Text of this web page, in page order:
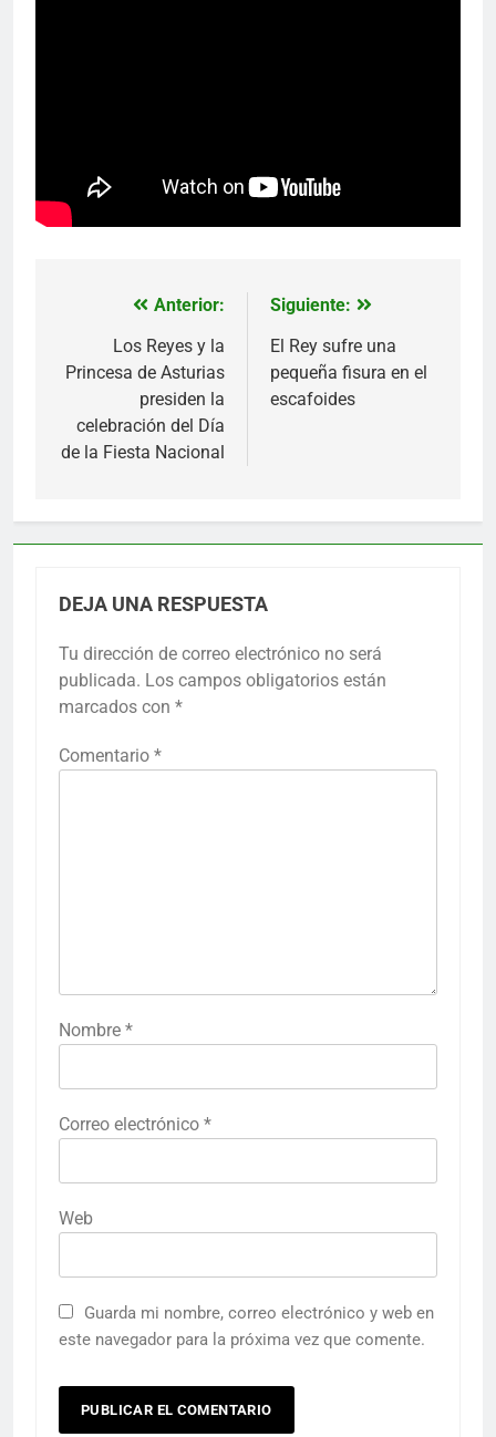
Navegación
entradas
Anterior:
Los Reyes y la
Princesa de Asturias
presiden la
celebración del Día
de la Fiesta Nacional
Siguiente:
El Rey sufre una
pequeña fisura en el
escafoides
DEJA UNA RESPUESTA
Tu dirección de correo electrónico no será
publicada. Los campos obligatorios están
marcados con *
Comentario *
Nombre *
Correo electrónico *
Web
Guarda mi nombre, correo electrónico y web en
este navegador para la próxima vez que comente.